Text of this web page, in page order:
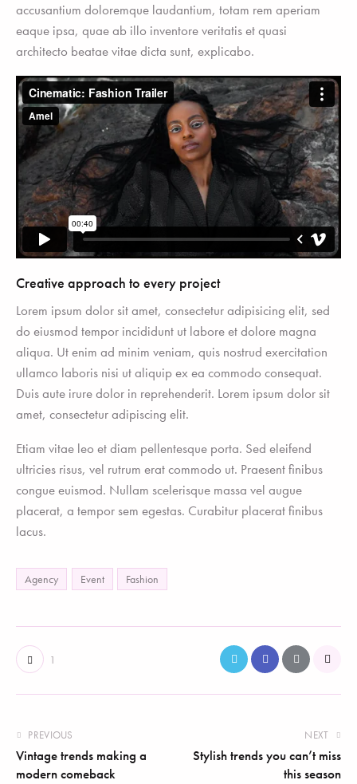
accusantium doloremque laudantium, totam rem aperiam
eaque ipsa, quae ab illo inventore veritatis et quasi
architecto beatae vitae dicta sunt, explicabo.
Creative approach to every project
Lorem ipsum dolor sit amet, consectetur adipisicing elit, sed
do eiusmod tempor incididunt ut labore et dolore magna
aliqua. Ut enim ad minim veniam, quis nostrud exercitation
ullamco laboris nisi ut aliquip ex ea commodo consequat.
Duis aute irure dolor in reprehenderit. Lorem ipsum dolor sit
amet, consectetur adipiscing elit.
Etiam vitae leo et diam pellentesque porta. Sed eleifend
ultricies risus, vel rutrum erat commodo ut. Praesent finibus
congue euismod. Nullam scelerisque massa vel augue
placerat, a tempor sem egestas. Curabitur placerat finibus
lacus.
Agency Event Fashion
1
PREVIOUS
Vintage trends making a
modern comeback
NEXT
Stylish trends you can’t miss
this season